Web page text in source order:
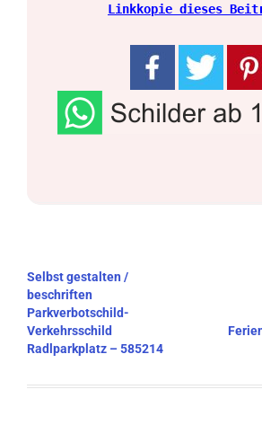
Linkkopie dieses
Beitragsnavigation
Selbst gestalten /
beschriften
Parkverbotschild-
Verkehrsschild
Radlparkplatz – 585214